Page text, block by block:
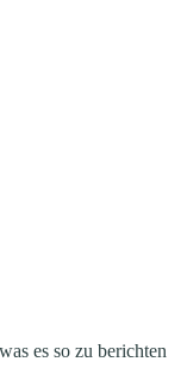
es so zu berichten